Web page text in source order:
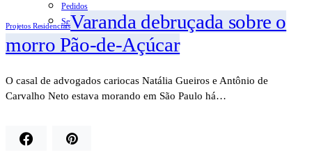
Pedidos
Senha perdida
Log out
Projetos ResidenciaisVaranda debruçada sobre o
morro Pão-de-Açúcar
O casal de advogados cariocas Natália Gueiros e Antônio de
Carvalho Neto estava morando em São Paulo há…